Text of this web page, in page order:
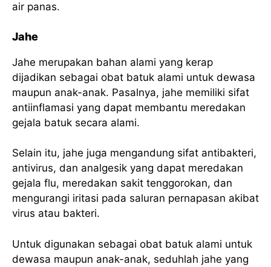
air panas.
Jahe
Jahe merupakan bahan alami yang kerap
dijadikan sebagai obat batuk alami untuk dewasa
maupun anak-anak. Pasalnya, jahe memiliki sifat
antiinflamasi yang dapat membantu meredakan
gejala batuk secara alami.
Selain itu, jahe juga mengandung sifat antibakteri,
antivirus, dan analgesik yang dapat meredakan
gejala flu, meredakan sakit tenggorokan, dan
mengurangi iritasi pada saluran pernapasan akibat
virus atau bakteri.
Untuk digunakan sebagai obat batuk alami untuk
dewasa maupun anak-anak, seduhlah jahe yang